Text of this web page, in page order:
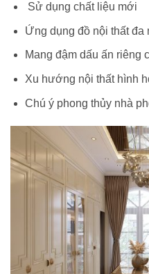
Sử dụng chất liệu mới
Ứng dụng đồ nội thất đa
Mang đậm dấu ấn riêng
Xu hướng nội thất hình
Chú ý phong thủy nhà